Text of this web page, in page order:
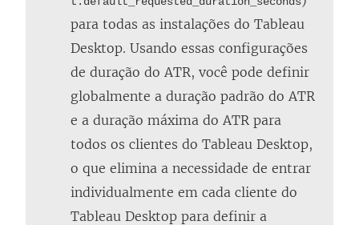
para todas as instalações do Tableau
Desktop. Usando essas configurações
de duração do ATR, você pode definir
globalmente a duração padrão do ATR
e a duração máxima do ATR para
todos os clientes do Tableau Desktop,
o que elimina a necessidade de entrar
individualmente em cada cliente do
Tableau Desktop para definir a